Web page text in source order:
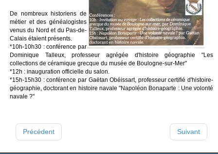
De nombreux historiens de
métier et des généalogistes
venus du Nord et du Pas-de-
Calais étaient présents.
*10h-10h30 : conférence par
Dominique Talleux, professeur agrégée d'histoire géographie "Les
collections de céramique grecque du musée de Boulogne-sur-Mer"
*12h : inauguration officielle du salon.
*15h-15h30 : conférence par Gaëtan Obéissart, professeur certifié d'histoire-
géographie, doctorant en histoire navale "Napoléon Bonaparte : Une volonté
navale ?"
Précédent Suivant